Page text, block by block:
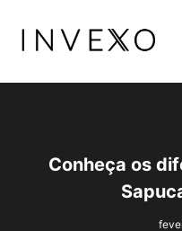
para
Conteúdo
Conheça os